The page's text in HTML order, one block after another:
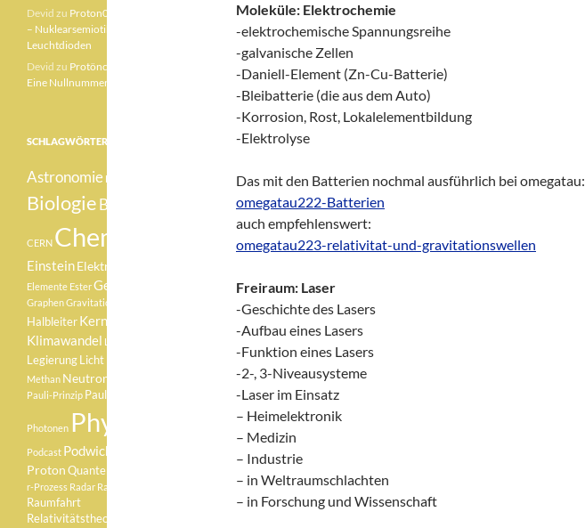
Moleküle: Elektrochemie
-elektrochemische Spannungsreihe
-galvanische Zellen
-Daniell-Element (Zn-Cu-Batterie)
-Bleibatterie (die aus dem Auto)
-Korrosion, Rost, Lokalelementbildung
-Elektrolyse
Das mit den Batterien nochmal ausführlich bei omegatau:
omegatau222-Batterien
auch empfehlenswert:
omegatau223-relativitat-und-gravitationswellen
Freiraum: Laser
-Geschichte des Lasers
-Aufbau eines Lasers
-Funktion eines Lasers
-2-, 3-Niveausysteme
-Laser im Einsatz
– Heimelektronik
– Medizin
– Industrie
– in Weltraumschlachten
– in Forschung und Wissenschaft
Devid zu Proton040 – Gallium
– Nuklearsemiotik –
Leuchtdioden
Devid zu Protönchen 041 –
Eine Nullnummer „mittendrin“
SCHLAGWÖRTER
Astronomie Betazerfall
BiologieBotanik
CERN Chemie
EinsteinElektron
Elemente EsterGeologie
GraphenGravitationswellen
Halbleiter Kernfusion
Klimawandel Lachgas
Legierung Licht
Methan Neutron
Pauli-Prinzip Pauli-Verbot
Photonen Physik
Podcast Podwichteln
Proton Quantenphysik
r-Prozess Radar Radioaktivität
Raumfahrt
Relativitätstheorie